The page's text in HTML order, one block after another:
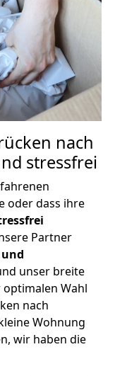
nach
stressfrei
oder dass ihre
Partner
unser breite
Wahl
nach
Wohnung
wir haben die